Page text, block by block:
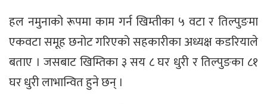
हल नमुनाको रूपमा काम गर्न खिम्तीका ५ वटा र तिल्पुङमा
एकवटा समूह छनोट गरिएको सहकारीका अध्यक्ष कडरियाले
बताए । जसबाट खिम्तिका ३ सय ८ घर धुरी र तिल्पुङका ८१
घर धुरी लाभान्वित हुने छन् ।